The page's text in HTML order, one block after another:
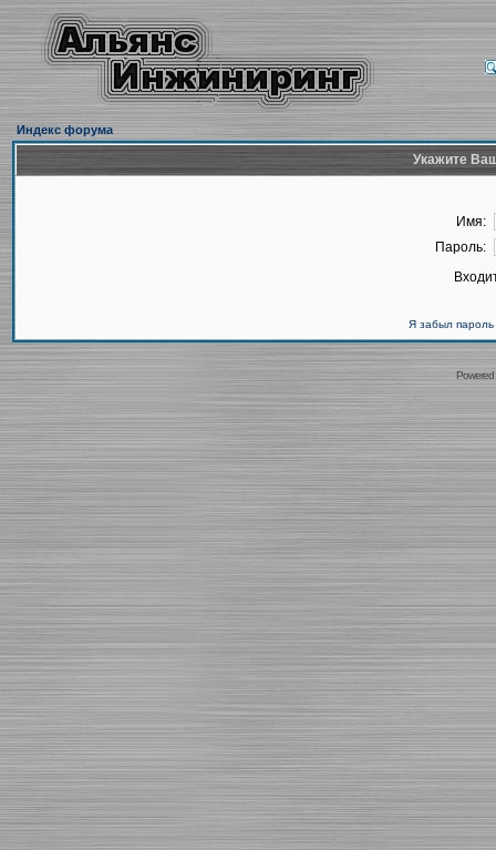
Индекс форума
Укажите
Имя:
Пароль:
Я забыл пароль